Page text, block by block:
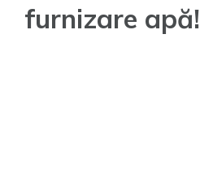
furnizare apă!